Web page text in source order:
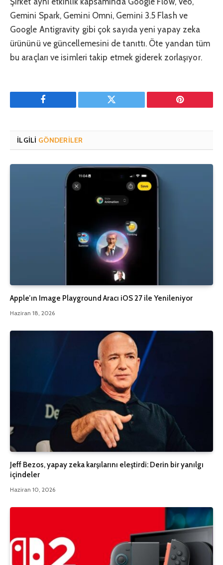
Gemini Spark, Gemini Omni, Gemini 3.5 Flash ve
Google Antigravity gibi çok sayıda yeni yapay zeka
ürününü ve güncellemesini de tanıttı. Öte yandan tüm
bu araçları ve isimleri takip etmek giderek zorlaşıyor.
Facebook Twitter Pinterest'in
İLGILI GÖNDERILER
Apple’ın Image Playground Aracı iOS 27 ile Yenileniyor
Haziran 18, 2026
Jeff Bezos, yapay zeka karşılarını eleştirdi: Derin bir yanılgı
içindeler
Haziran 10, 2026